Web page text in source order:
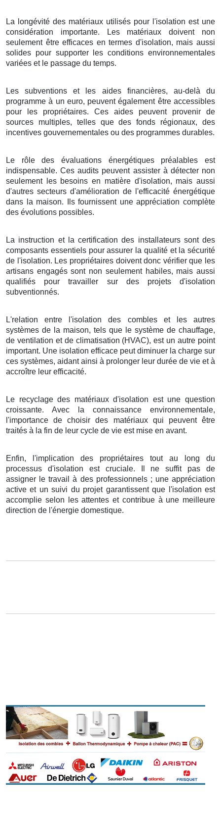
La longévité des matériaux utilisés pour l'isolation est une
considération importante. Les matériaux doivent non
seulement être efficaces en termes d'isolation, mais aussi
solides pour supporter les conditions environnementales
variées et le passage du temps.
Les subventions et les aides financières, au-delà du
programme à un euro, peuvent également être accessibles
pour les propriétaires. Ces aides peuvent provenir de
sources multiples, telles que des fonds régionaux, des
incentives gouvernementales ou des programmes durables.
Le rôle des évaluations énergétiques préalables est
indispensable. Ces audits peuvent assister à détecter non
seulement les besoins en matière d'isolation, mais aussi
d'autres secteurs d'amélioration de l'efficacité énergétique
dans la maison. Ils fournissent une appréciation complète
des évolutions possibles.
La instruction et la certification des installateurs sont des
composants essentiels pour assurer la qualité et la sécurité
de l'isolation. Les propriétaires doivent donc vérifier que les
artisans engagés sont non seulement habiles, mais aussi
qualifiés pour travailler sur des projets d'isolation
subventionnés.
L'relation entre l'isolation des combles et les autres
systèmes de la maison, tels que le système de chauffage,
de ventilation et de climatisation (HVAC), est un autre point
important. Une isolation efficace peut diminuer la charge sur
ces systèmes, aidant ainsi à prolonger leur durée de vie et à
accroître leur efficacité.
Le recyclage des matériaux d'isolation est une question
croissante. Avec la connaissance environnementale,
l'importance de choisir des matériaux qui peuvent être
traités à la fin de leur cycle de vie est mise en avant.
Enfin, l'implication des propriétaires tout au long du
processus d'isolation est cruciale. Il ne suffit pas de
assigner le travail à des professionnels ; une appréciation
active et un suivi du projet garantissent que l'isolation est
accomplie selon les attentes et contribue à une meilleure
direction de l'énergie domestique.